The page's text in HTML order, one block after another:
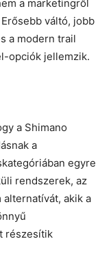
a marketingről
váltó, jobb
a modern trail
opciók jellemzik.
a Shimano
a
egyre
rendszerek, az
akik a
részesítik